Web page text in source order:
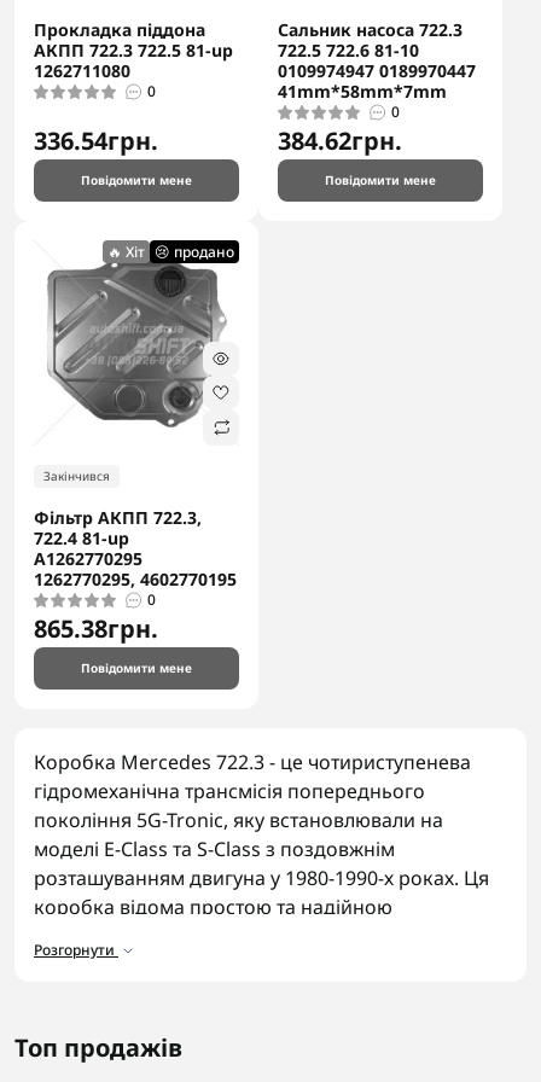
Прокладка піддона
АКПП 722.3 722.5 81-up
1262711080
0
336.54грн.
Повідомити мене
Сальник насоса 722.3
722.5 722.6 81-10
0109974947 0189970447
41mm*58mm*7mm
0
384.62грн.
Повідомити мене
🔥 Хіт 😢 продано
Закінчився
Фільтр АКПП 722.3,
722.4 81-up
A1262770295
1262770295, 4602770195
0
865.38грн.
Повідомити мене
Коробка Mercedes 722.3 - це чотириступенева
гідромеханічна трансмісія попереднього
покоління 5G-Tronic, яку встановлювали на
моделі E-Class та S-Class з поздовжнім
розташуванням двигуна у 1980-1990-х роках. Ця
коробка відома простою та надійною
електроніки, характерної для пізніших версій
Деталі для коробки Mercedes 722.3
Розгорнути
Топ продажів